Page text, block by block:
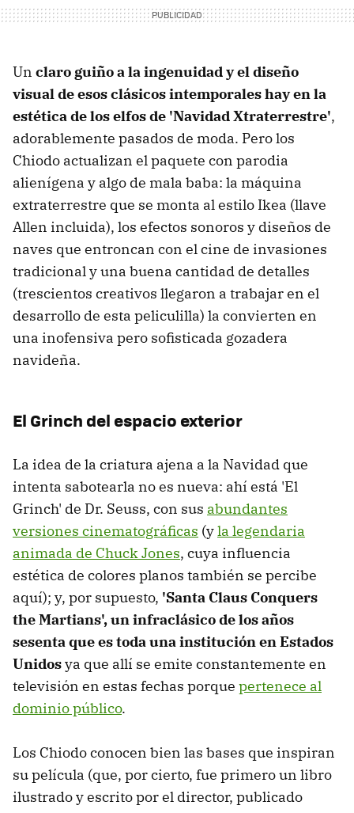
Un claro guiño a la ingenuidad y el diseño
visual de esos clásicos intemporales hay en la
estética de los elfos de 'Navidad Xtraterrestre',
adorablemente pasados de moda. Pero los
Chiodo actualizan el paquete con parodia
alienígena y algo de mala baba: la máquina
extraterrestre que se monta al estilo Ikea (llave
Allen incluida), los efectos sonoros y diseños de
naves que entroncan con el cine de invasiones
tradicional y una buena cantidad de detalles
(trescientos creativos llegaron a trabajar en el
desarrollo de esta peliculilla) la convierten en
una inofensiva pero sofisticada gozadera
navideña.
El Grinch del espacio exterior
La idea de la criatura ajena a la Navidad que
intenta sabotearla no es nueva: ahí está 'El
Grinch' de Dr. Seuss, con sus abundantes
versiones cinematográficas (yla legendaria
animada de Chuck Jones, cuya influencia
estética de colores planos también se percibe
aquí); y, por supuesto, 'Santa Claus Conquers
the Martians', un infraclásico de los años
sesenta que es toda una institución en Estados
Unidosya que allí se emite constantemente en
televisión en estas fechas porque pertenece al
dominio público.
Los Chiodo conocen bien las bases que inspiran
su película (que, por cierto, fue primero un libro
ilustrado y escrito por el director, publicado